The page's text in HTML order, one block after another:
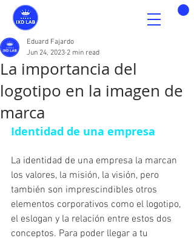
La importancia del
logotipo en la imagen de
marca
Eduard Fajardo
Jun 24, 2023 2 min read
Identidad de una empresa
La identidad de una empresa la marcan
los valores, la misión, la visión, pero
también son imprescindibles otros
elementos corporativos como el logotipo,
el eslogan y la relación entre estos dos
conceptos. Para poder llegar a tu